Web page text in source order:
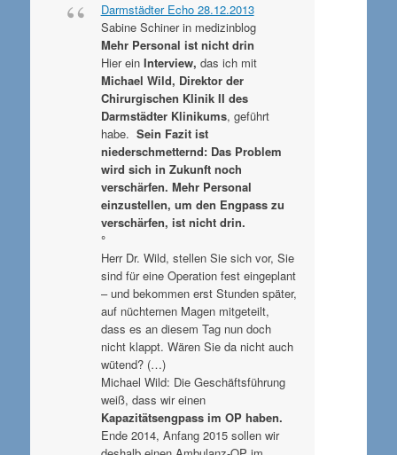
Darmstädter Echo 28.12.2013
Sabine Schiner in medizinblog
Mehr Personal ist nicht drin
Hier ein Interview, das ich mit
Michael Wild, Direktor der
Chirurgischen Klinik II des
Darmstädter Klinikums, geführt
habe. Sein Fazit ist
niederschmetternd: Das Problem
wird sich in Zukunft noch
verschärfen. Mehr Personal
einzustellen, um den Engpass zu
verschärfen, ist nicht drin.
°
Herr Dr. Wild, stellen Sie sich vor, Sie
sind für eine Operation fest eingeplant
– und bekommen erst Stunden später,
auf nüchternen Magen mitgeteilt,
dass es an diesem Tag nun doch
nicht klappt. Wären Sie da nicht auch
wütend? (…)
Michael Wild: Die Geschäftsführung
weiß, dass wir einen
Kapazitätsengpass im OP haben.
Ende 2014, Anfang 2015 sollen wir